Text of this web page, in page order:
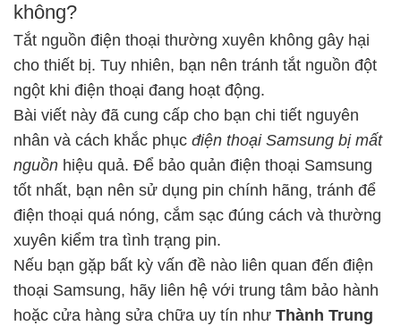
không?
Tắt nguồn điện thoại thường xuyên không gây hại
cho thiết bị. Tuy nhiên, bạn nên tránh tắt nguồn đột
ngột khi điện thoại đang hoạt động.
Bài viết này đã cung cấp cho bạn chi tiết nguyên
nhân và cách khắc phục điện thoại Samsung bị mất
nguồn hiệu quả. Để bảo quản điện thoại Samsung
tốt nhất, bạn nên sử dụng pin chính hãng, tránh để
điện thoại quá nóng, cắm sạc đúng cách và thường
xuyên kiểm tra tình trạng pin.
Nếu bạn gặp bất kỳ vấn đề nào liên quan đến điện
thoại Samsung, hãy liên hệ với trung tâm bảo hành
hoặc cửa hàng sửa chữa uy tín như Thành Trung